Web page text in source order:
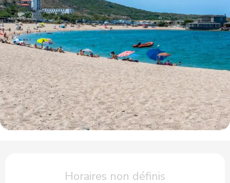
Horaires non définis